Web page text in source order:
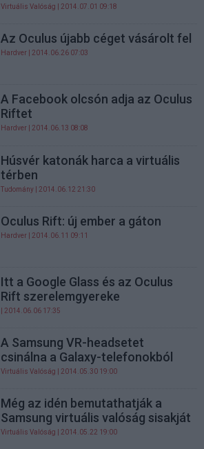
Virtuális Valóság | 2014.07.01 09:18
Az Oculus újabb céget vásárolt fel
Hardver | 2014.06.26 07:03
A Facebook olcsón adja az Oculus
Riftet
Hardver | 2014.06.13 08:08
Húsvér katonák harca a virtuális
térben
Tudomány | 2014.06.12 21:30
Oculus Rift: új ember a gáton
Hardver | 2014.06.11 09:11
Itt a Google Glass és az Oculus
Rift szerelemgyereke
| 2014.06.06 17:35
A Samsung VR-headsetet
csinálna a Galaxy-telefonokból
Virtuális Valóság | 2014.05.30 19:00
Még az idén bemutathatják a
Samsung virtuális valóság sisakját
Virtuális Valóság | 2014.05.22 19:00